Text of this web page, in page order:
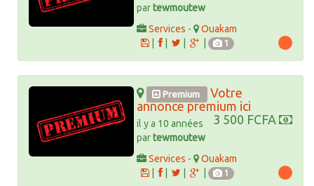
partewmoutew
Services -
Ouakam
|
1
Premium
Votre
annonce premium ici
3 500 FCFA
il y a 10 années
partewmoutew
Services -
Ouakam
|
1